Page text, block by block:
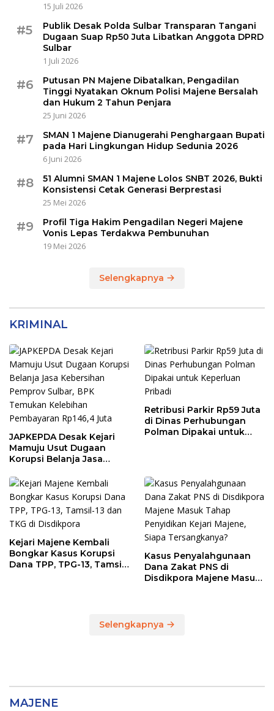
15 Juli 2026
#5
Publik Desak Polda Sulbar Transparan Tangani
Dugaan Suap Rp50 Juta Libatkan Anggota DPRD
Sulbar
1 Juli 2026
#6
Putusan PN Majene Dibatalkan, Pengadilan
Tinggi Nyatakan Oknum Polisi Majene Bersalah
dan Hukum 2 Tahun Penjara
25 Juni 2026
#7
SMAN 1 Majene Dianugerahi Penghargaan Bupati
pada Hari Lingkungan Hidup Sedunia 2026
6 Juni 2026
#8
51 Alumni SMAN 1 Majene Lolos SNBT 2026, Bukti
Konsistensi Cetak Generasi Berprestasi
25 Mei 2026
#9
Profil Tiga Hakim Pengadilan Negeri Majene
Vonis Lepas Terdakwa Pembunuhan
19 Mei 2026
Selengkapnya
KRIMINAL
JAPKEPDA Desak Kejari
Mamuju Usut Dugaan
Korupsi Belanja Jasa
Sulbar, BPK Temukan
Kelebihan Pembayaran
Rp146,4 Juta
Retribusi Parkir Rp59 Juta
di Dinas Perhubungan
Polman Dipakai untuk
Kejari Majene Kembali
Bongkar Kasus Korupsi
Dana TPP, TPG-13, Tamsil-
Kasus Penyalahgunaan
Dana Zakat PNS di
Disdikpora Majene Masuk
Selengkapnya
MAJENE